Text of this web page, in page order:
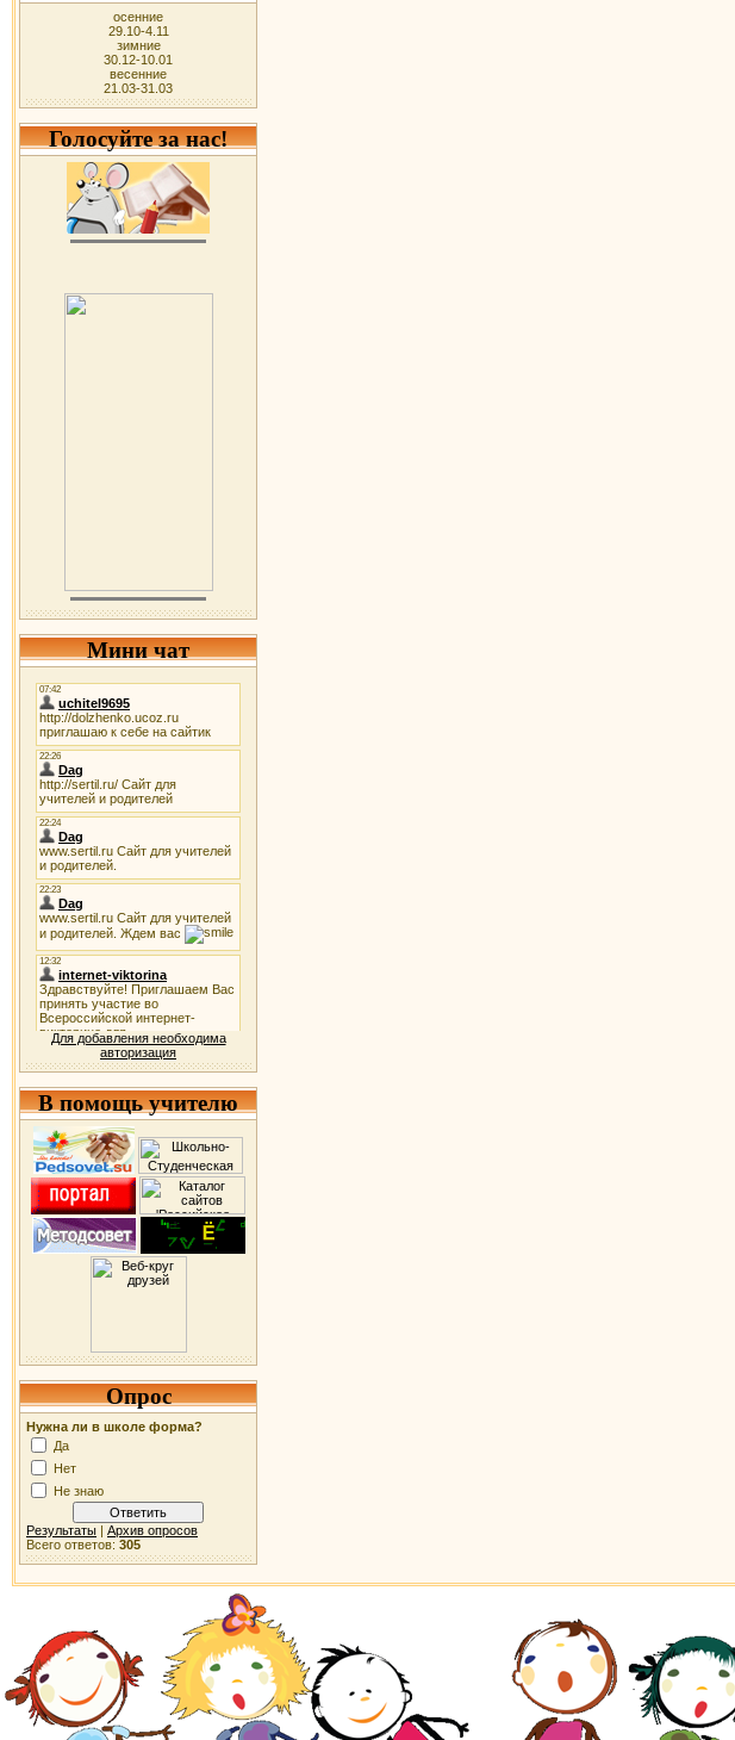
осенние
29.10-4.11
зимние
30.12-10.01
весенние
21.03-31.03
Голосуйте за нас!
Мини чат
Для добавления необходима
авторизация
В помощь учителю
Опрос
Нужна ли в школе форма?
Да
Нет
Не знаю
Результаты | Архив опросов
Всего ответов: 305